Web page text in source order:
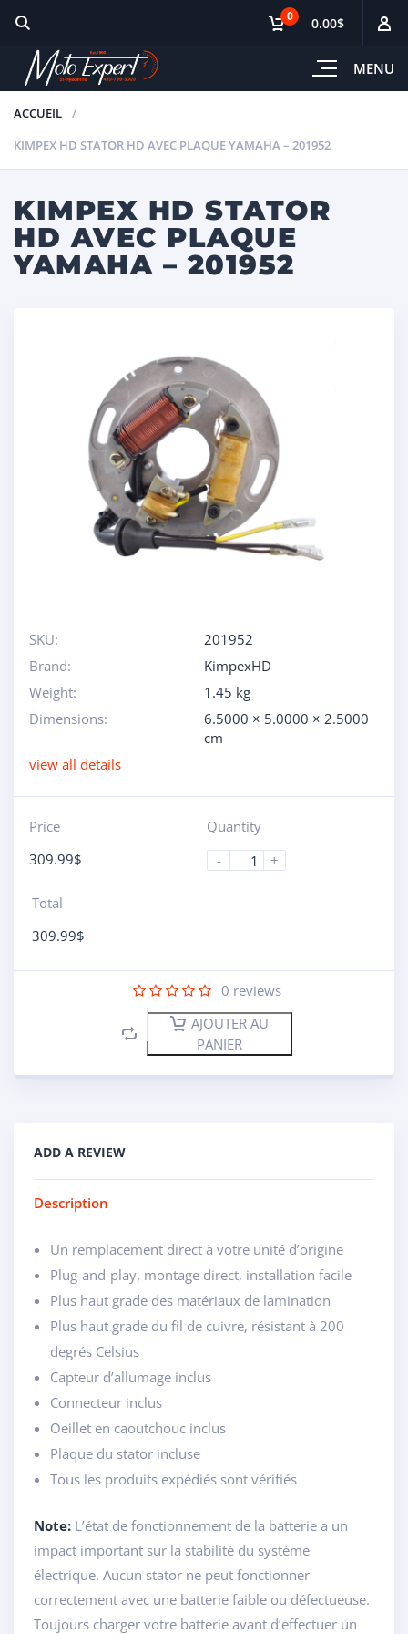
MENU
0 0.00$
ACCUEIL
KIMPEX HD STATOR HD AVEC PLAQUE YAMAHA – 201952
KIMPEX HD STATOR
HD AVEC PLAQUE
YAMAHA – 201952
SKU:
201952
Brand:
KimpexHD
Weight:
1.45 kg
Dimensions:
6.5000 × 5.0000 × 2.5000
cm
view all details
Price
309.99$
Quantity
-
+
Total
309.99$
0 reviews
AJOUTER AU
PANIER
ADD A REVIEW
Description
Un remplacement direct à votre unité d’origine
Plug-and-play, montage direct, installation facile
Plus haut grade des matériaux de lamination
Plus haut grade du fil de cuivre, résistant à 200
degrés Celsius
Capteur d’allumage inclus
Connecteur inclus
Oeillet en caoutchouc inclus
Plaque du stator incluse
Tous les produits expédiés sont vérifiés
Note: L’état de fonctionnement de la batterie a un
impact important sur la stabilité du système
électrique. Aucun stator ne peut fonctionner
correctement avec une batterie faible ou défectueuse.
Toujours charger votre batterie avant d’effectuer un